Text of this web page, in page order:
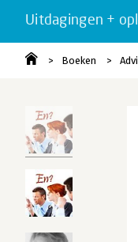
Uitdagingen +
Boeken